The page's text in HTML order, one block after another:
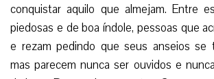
conquistar aquilo que almejam. Entre
piedosas e de boa índole, pessoas que
e rezam pedindo que seus anseios se
mas parecem nunca ser ouvidos e